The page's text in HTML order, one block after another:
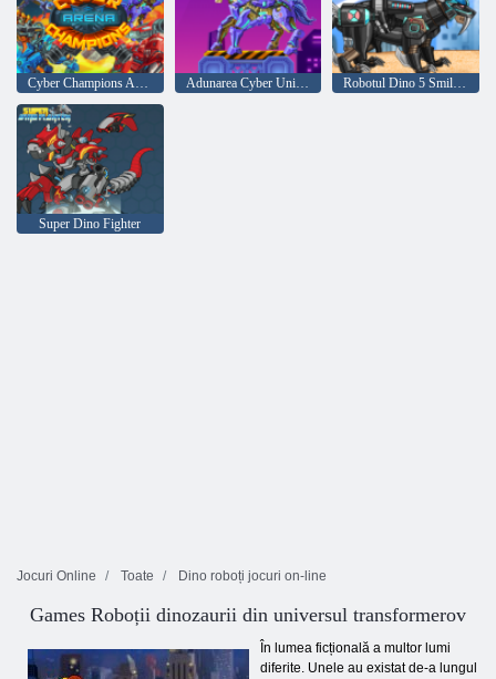
Cyber ​​Champions Arena Adunarea Cyber ​​Unicorn Robotul Dino 5 Smilodon Black Plus
Super Dino Fighter
Jocuri Online Toate Dino roboți jocuri on-line
Games Roboții dinozaurii din universul transformerov
În lumea ficțională a multor lumi
diferite. Unele au existat de-a lungul